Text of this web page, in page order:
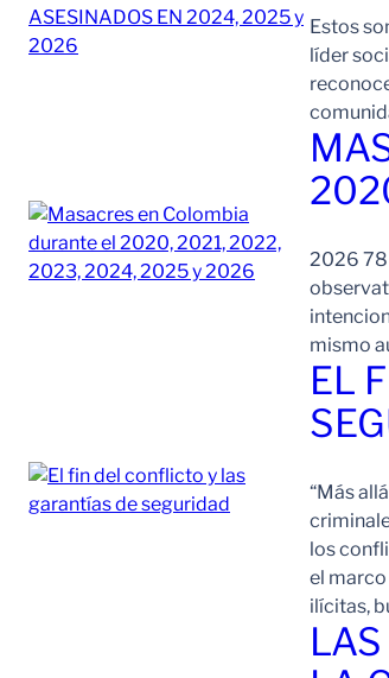
Estos
líder
2026 78
mismo
EL
“Más
los
el
ilícitas,